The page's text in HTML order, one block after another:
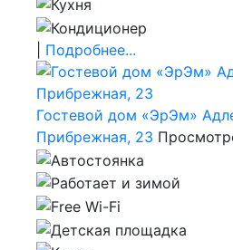
Подробнее...
Гостевой дом «ЭрЭм»
Прибрежная, 23